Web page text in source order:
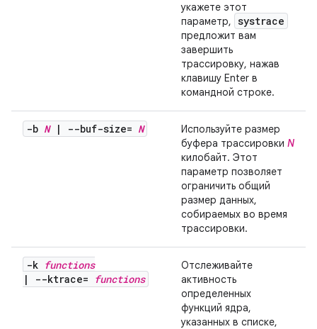
укажете этот
параметр, systrace
предложит вам
завершить
трассировку, нажав
клавишу Enter в
командной строке.
-b N | --buf-size= N
Используйте размер
буфера трассировки N
килобайт. Этот
параметр позволяет
ограничить общий
размер данных,
собираемых во время
трассировки.
-k functions
|
--ktrace= functions
Отслеживайте
активность
определенных
функций ядра,
указанных в списке,